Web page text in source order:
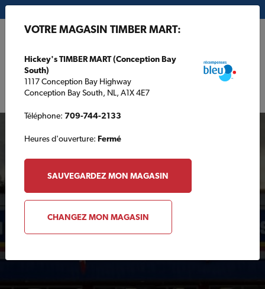
Votre magasin TIMBER
VOTRE MAGASIN TIMBER MART:
Hickey's TIMBER MART (Conception Bay
South)
1117 Conception Bay Highway
Conception Bay South, NL, A1X 4E7
Téléphone: 709-744-2133
Heures d'ouverture: Fermé
SAUVEGARDEZ MON MAGASIN
CHANGEZ MON MAGASIN